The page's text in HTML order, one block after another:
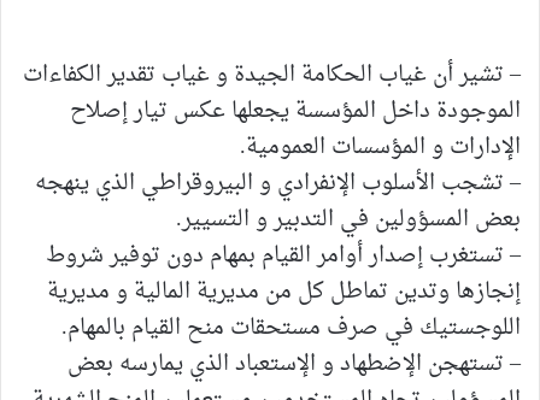
–تشير أن غياب الحكامة الجيدة و غياب تقدير الكفاءات
الموجودة داخل المؤسسة يجعلها عكس تيار إصلاح
الدارات و المؤسسات العمومية.
–تشجب السلوب النفرادي و البيروقراطي الذي ينهجه
بعض المسؤولين في التدبير و التسيير.
–تستغرب إصدار أوامر القيام بمهام دون توفير شروط
إنجازها وتدين تماطل كل من مديرية المالية و مديرية
اللوجستيك في صرف مستحقات منح القيام بالمهام.
–تستهجن الضطهاد والإستعبادالذييمارسه بعض